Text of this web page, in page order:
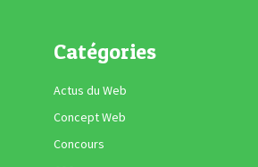
Catégories
Actus du Web
Concept Web
Concours